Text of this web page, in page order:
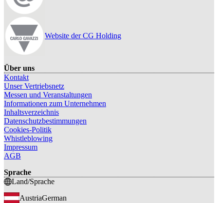
Website der CG Holding
Über uns
Kontakt
Unser Vertriebsnetz
Messen und Veranstaltungen
Informationen zum Unternehmen
Inhaltsverzeichnis
Datenschutzbestimmungen
Cookies-Politik
Whistleblowing
Impressum
AGB
Sprache
Land/Sprache
AustriaGerman